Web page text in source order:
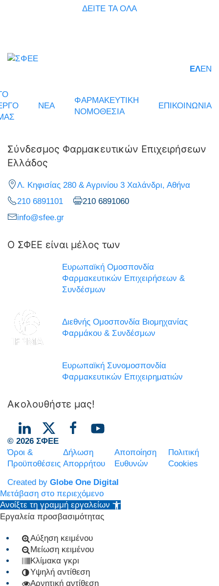
ΔΕΙΤΕ ΤΑ ΟΛΑ
ΕΛEN
ΝΕΑ
ΦΑΡΜΑΚΕΥΤΙΚΗ
ΝΟΜΟΘΕΣΙΑ
ΕΠΙΚΟΙΝΩΝΙΑ
Σύνδεσμος Φαρμακευτικών Επιχειρήσεων
Ελλάδος
Λ. Κηφισίας 280 & Αγρινίου 3 Χαλάνδρι, Αθήνα
210 6891101
210 6891060
info@sfee.gr
Ο ΣΦΕΕ είναι μέλος των
Ευρωπαϊκή Ομοσπονδία
Φαρμακευτικών Επιχειρήσεων &
Συνδέσμων
Διεθνής Ομοσπονδία Βιομηχανίας
Φαρμάκου & Συνδέσμων
Ευρωπαϊκή Συνομοσπονδία
Φαρμακευτικών Επιχειρηματιών
Ακολουθήστε μας!
© 2026 ΣΦΕΕ
Όροι &
Προϋποθέσεις
Δήλωση
Απορρήτου
Αποποίηση
Ευθυνών
Πολιτική
Cookies
Created by Globe One Digital
Μετάβαση στο περιεχόμενο
Ανοίξτε τη γραμμή εργαλείων
Εργαλεία προσβασιμότητας
Αύξηση κειμένου
Μείωση κειμένου
Κλίμακα γκρι
Υψηλή αντίθεση
Αρνητική αντίθεση